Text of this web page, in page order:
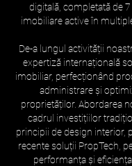
digitală, completată de
imobiliare active în
De-a lungul activității
expertiză internațională
imobiliar, perfecționând
administrare și
proprietăților. Abordarea
cadrul investițiilor
principii de design interior,
recente soluții PropTech,
performanța și